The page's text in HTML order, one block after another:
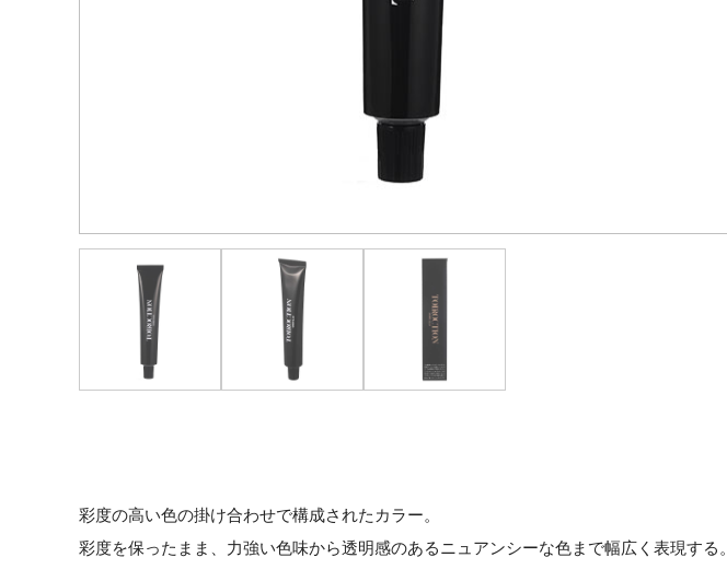
彩度の高い色の掛け合わせで構成されたカラー。
彩度を保ったまま、力強い色味から透明感のあるニュアンシーな色まで幅広く表現する。